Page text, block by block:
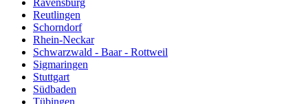
Ravensburg
Reutlingen
Schorndorf
Rhein-Neckar
Schwarzwald - Baar - Rottweil
Sigmaringen
Stuttgart
Südbaden